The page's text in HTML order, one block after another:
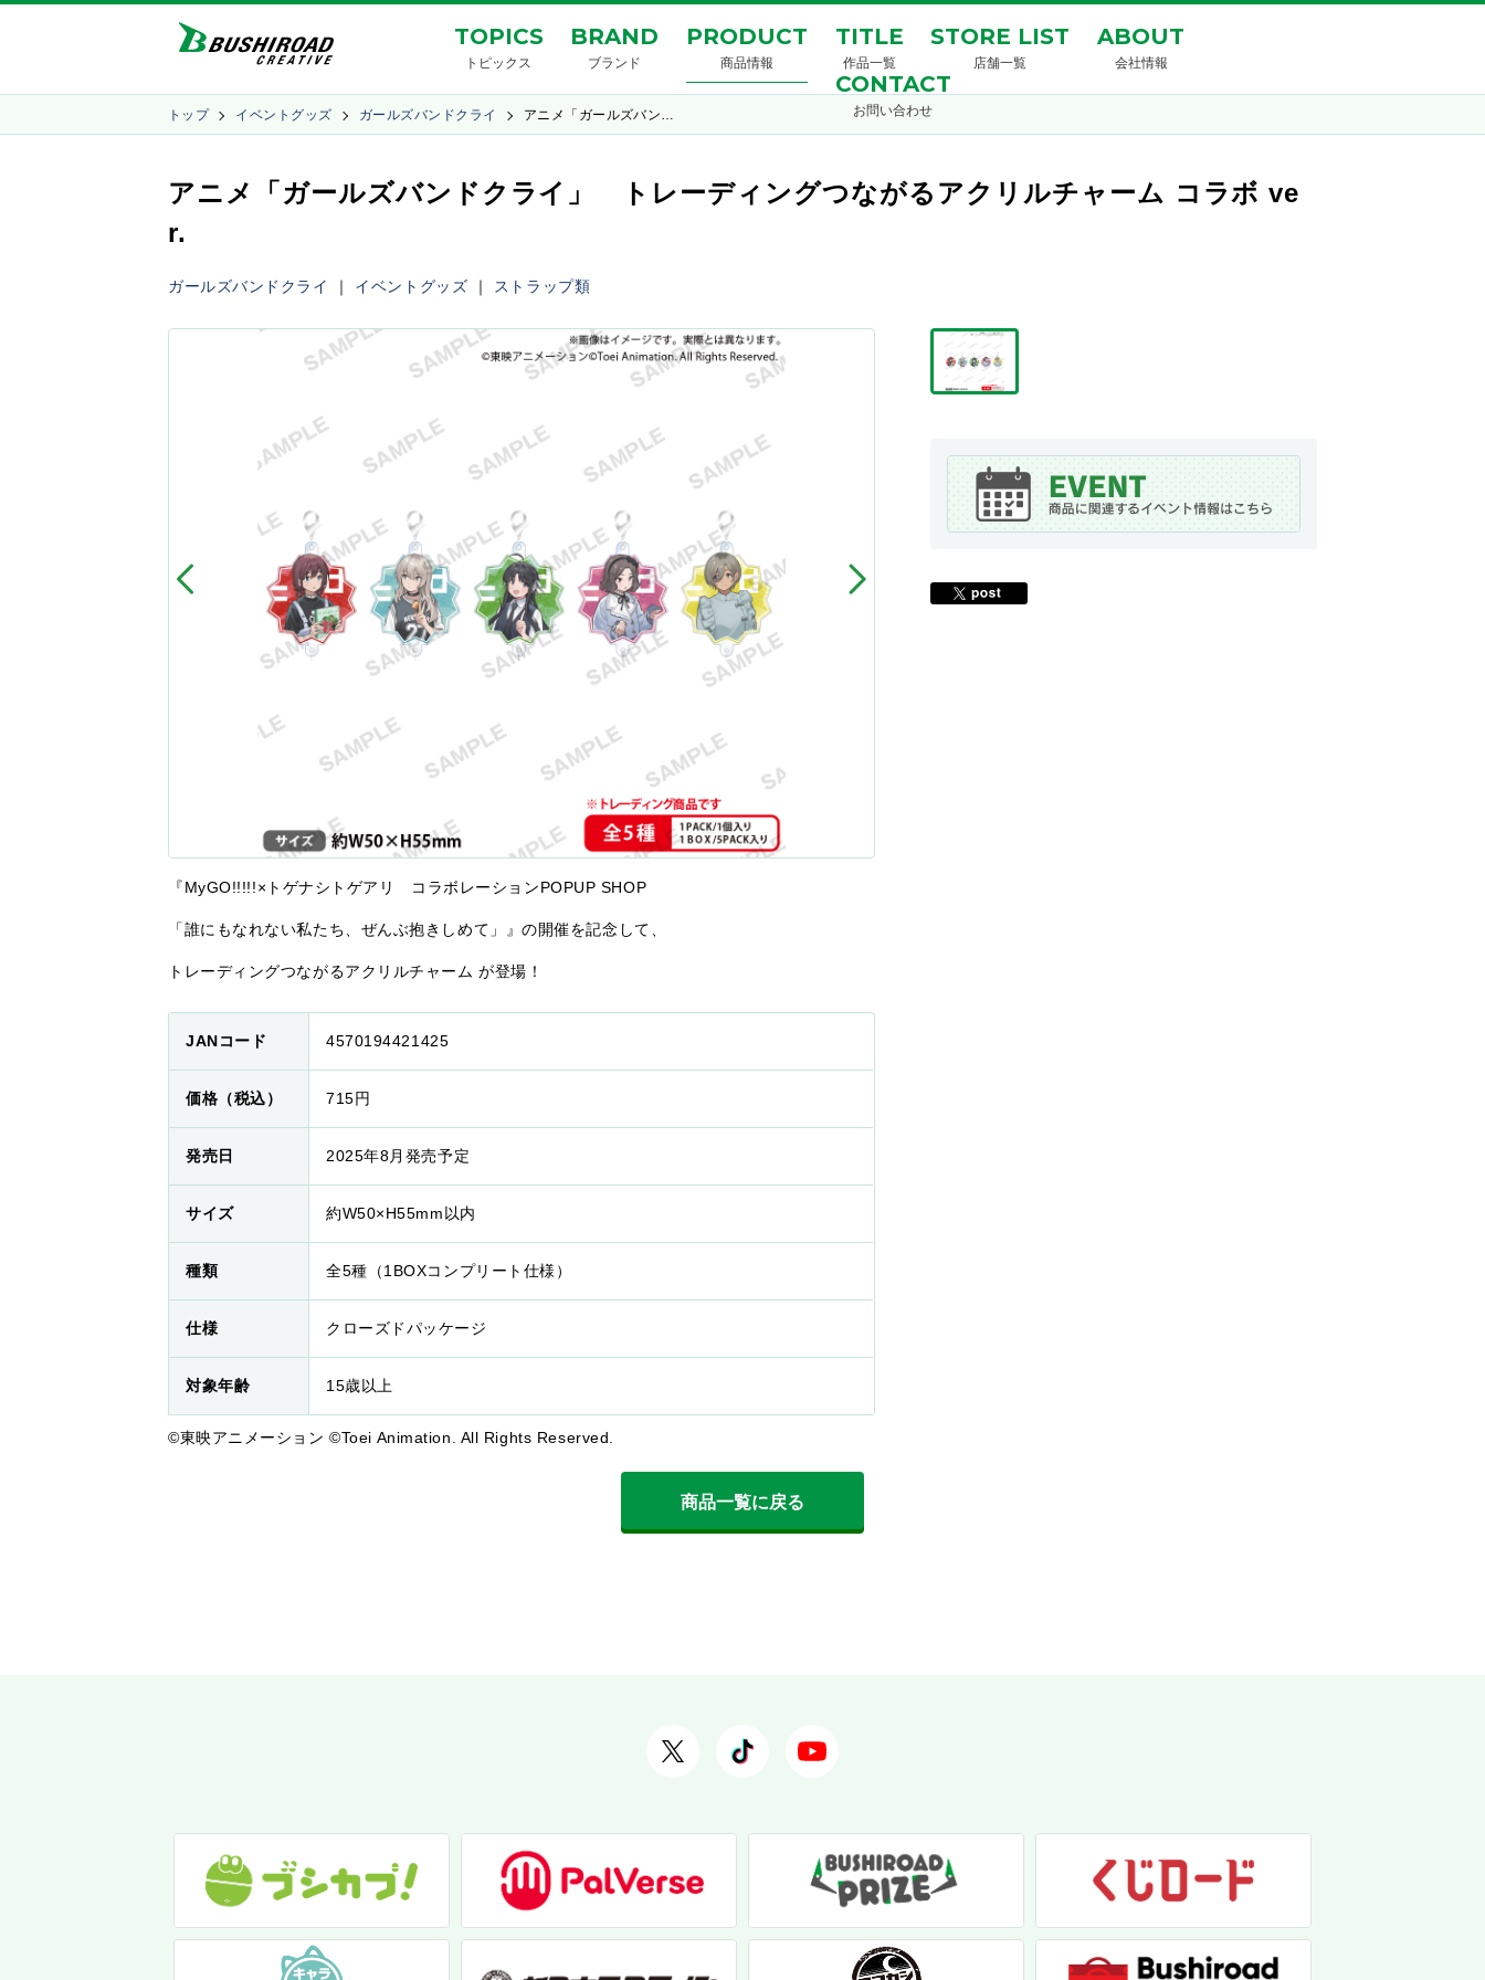
TOPICS
トピックス
BRAND
ブランド
PRODUCT
商品情報
TITLE
作品一覧
STORE LIST
店舗一覧
ABOUT
会社情報
CONTACT
お問い合わせ
トップ イベントグッズ ガールズバンドクライ アニメ「ガールズバン…
アニメ「ガールズバンドクライ」 トレーディングつながるアクリルチャーム コラボ ve
r.
ガールズバンドクライ ｜ イベントグッズ ｜ ストラップ類
『MyGO!!!!!×トゲナシトゲアリ コラボレーションPOPUP SHOP
「誰にもなれない私たち、ぜんぶ抱きしめて」』の開催を記念して、
トレーディングつながるアクリルチャーム が登場！
JANコード 4570194421425
価格（税込） 715円
発売日 2025年8月発売予定
サイズ 約W50×H55mm以内
種類 全5種（1BOXコンプリート仕様）
仕様 クローズドパッケージ
対象年齢 15歳以上
©東映アニメーション ©Toei Animation. All Rights Reserved.
商品一覧に戻る